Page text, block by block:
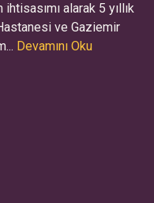
alarak 5 yıllık
ve Gaziemir
Devamını Oku